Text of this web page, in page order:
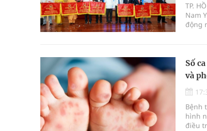
TP.
Nam
động
Số
và
Bệnh
hình
điều